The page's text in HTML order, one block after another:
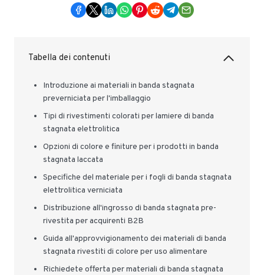
Tabella dei contenuti
Introduzione ai materiali in banda stagnata
preverniciata per l'imballaggio
Tipi di rivestimenti colorati per lamiere di banda
stagnata elettrolitica
Opzioni di colore e finiture per i prodotti in banda
stagnata laccata
Specifiche del materiale per i fogli di banda stagnata
elettrolitica verniciata
Distribuzione all'ingrosso di banda stagnata pre-
rivestita per acquirenti B2B
Guida all'approvvigionamento dei materiali di banda
stagnata rivestiti di colore per uso alimentare
Richiedete offerta per materiali di banda stagnata